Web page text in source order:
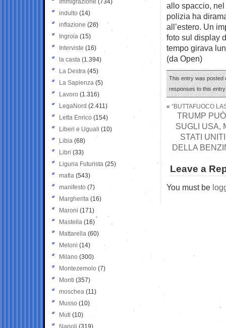
allo spaccio, nel
polizia ha
all’estero. Un
foto sul display
tempo girava
(da Open)
This entry was posted
responses to this
« “BUTTAFUOCO
TRUMP
SUGLI USA,
STATI
DELLA
Leave a
You must be
Immigrazione (734)
indulto (14)
inflazione (26)
Ingroia (15)
Interviste (16)
la casta (1.394)
La Destra (45)
La Sapienza (5)
Lavoro (1.316)
LegaNord (2.411)
Letta Enrico (154)
Liberi e Uguali (10)
Libia (68)
Libri (33)
Liguria Futurista (25)
mafia (543)
manifesto (7)
Margherita (16)
Maroni (171)
Mastella (16)
Mattarella (60)
Meloni (14)
Milano (300)
Montezemolo (7)
Monti (357)
moschea (11)
Musso (10)
Muti (10)
Napoli (319)